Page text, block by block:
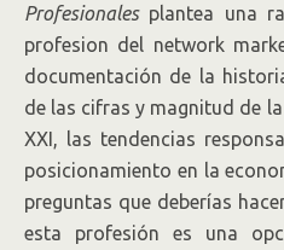
Profesionalesplantea una
profesion del network
documentación de la
de las cifras y magnitud de
XXI, las tendencias
posicionamiento en la
preguntas que deberías
esta profesión es una